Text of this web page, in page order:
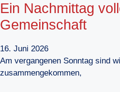
Ein Nachmittag
Gemeinschaft
16. Juni 2026
Am vergangenen Sonntag sind
zusammengekommen,